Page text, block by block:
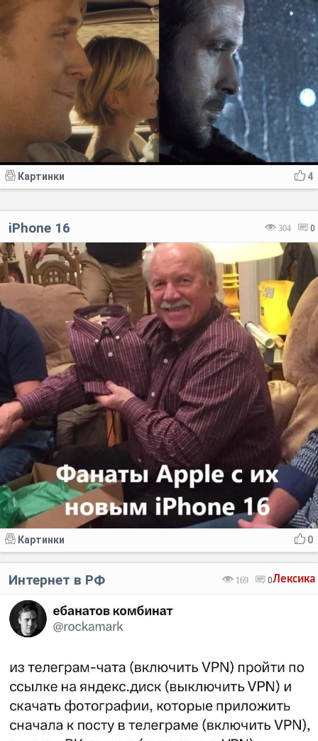
4
Картинки
304 0
iPhone 16
0
Картинки
Лексика
169 0
Интернет в РФ